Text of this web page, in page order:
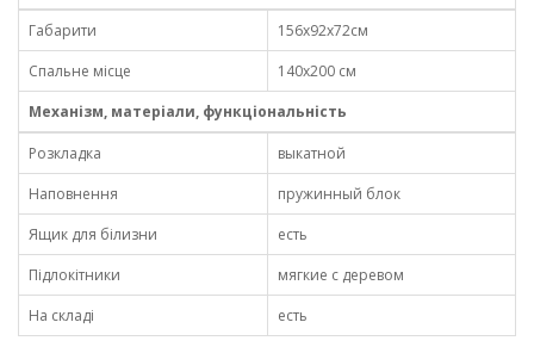
Габарити
156х92х72см
Спальне місце
140х200 см
Механізм, матеріали, функціональність
Розкладка
выкатной
Наповнення
пружинный блок
Ящик для білизни
есть
Підлокітники
мягкие с деревом
На складі
есть